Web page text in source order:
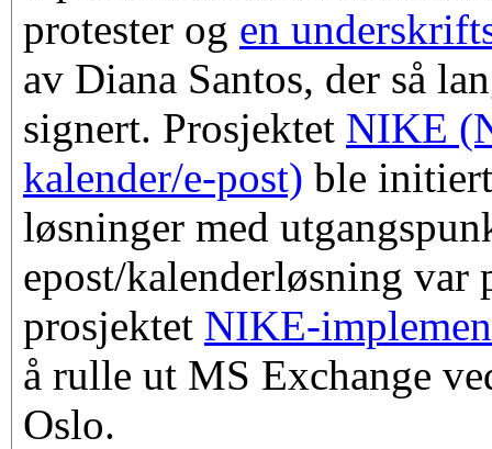
protester og en
av Diana Santos, der så
signert. Prosjektet NIKE
kalender/e-post) ble
løsninger med
epost/kalenderløsning var
prosjektet NIKE-
å rulle ut MS Exchange
Oslo.